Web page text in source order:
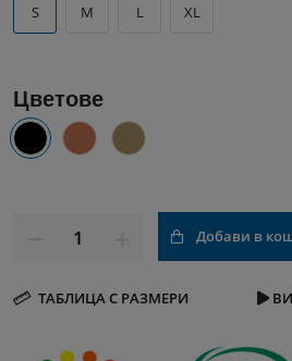
S M L XL
Цветове
Добави в
ТАБЛИЦА С РАЗМЕРИ